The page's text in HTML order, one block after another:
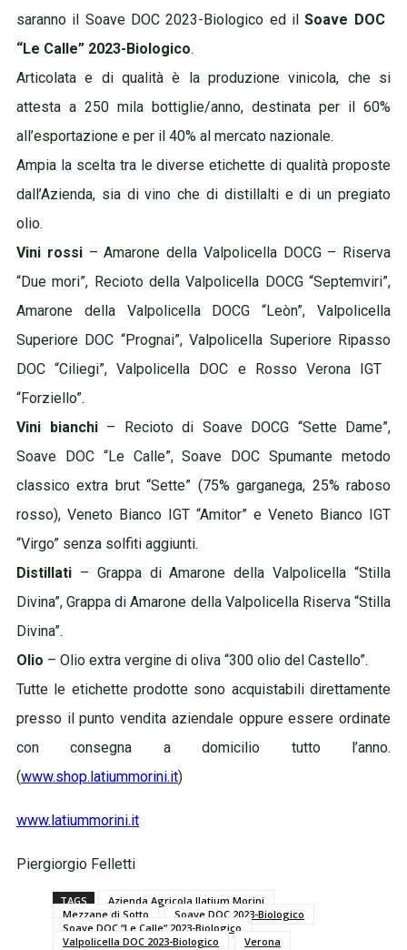
saranno il Soave DOC 2023-Biologico ed ilSoave DOC
“Le Calle” 2023-Biologico.
Articolata e di qualità è la produzione vinicola, che si
attesta a 250 mila bottiglie/anno, destinata per il 60%
all’esportazione e per il 40% al mercato nazionale.
Ampia la scelta tra le diverse etichette di qualità proposte
dall’Azienda, sia di vino che di distillalti e di un pregiato
olio.
Vini rossi– Amarone della Valpolicella DOCG – Riserva
“Due mori”, Recioto della Valpolicella DOCG “Septemviri”,
Amarone della Valpolicella DOCG “Leòn”, Valpolicella
Superiore DOC “Prognai”, Valpolicella Superiore Ripasso
DOC “Ciliegi”, Valpolicella DOC e Rosso Verona IGT
“Forziello”.
Vini bianchi– Recioto di Soave DOCG “Sette Dame”,
Soave DOC “Le Calle”, Soave DOC Spumante metodo
classico extra brut “Sette” (75% garganega, 25% raboso
rosso), Veneto Bianco IGT “Amitor” e Veneto Bianco IGT
“Virgo” senza solfiti aggiunti.
Distillati – Grappa di Amarone della Valpolicella “Stilla
Divina”, Grappa di Amarone della Valpolicella Riserva “Stilla
Divina”.
Olio – Olio extra vergine di oliva “300 olio del Castello”.
Tutte le etichette prodotte sono acquistabili direttamente
presso il punto vendita aziendale oppure essere ordinate
con consegna a domicilio tutto l’anno.
(www.shop.latiummorini.it)
www.latiummorini.it
Piergiorgio Felletti
TAGS
Azienda Agricola Ilatium Morini
Mezzane di Sotto
Soave DOC 2023-Biologico
Soave DOC “Le Calle” 2023-Biologico
Valpolicella DOC 2023-Biologico
Verona